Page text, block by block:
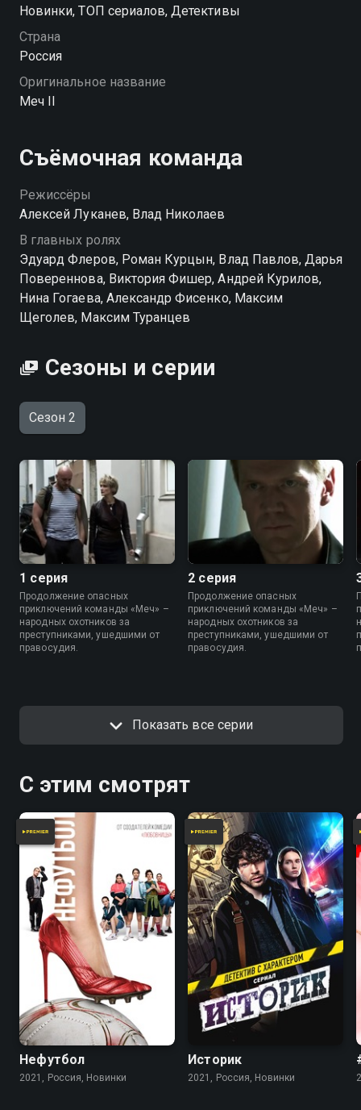
выходит на улицы Москвы, чтобы продолжить
свою борьбу с преступным миром. Однако на их
пути появляются не только криминальные
решившие объявить организацию вне закона. В
этой борьбе героям предстоит столкнуться с
«Меч II» — смотрите онлайн в хорошем качестве.
Посмотреть онлайн 2 сезон сериала Меч II вы
можете совершенно бесплатно в хорошем HD
качестве на Смотрёшке
Новинки, ТОП сериалов, Детективы
Страна
Россия
Оригинальное название
Меч II
Съёмочная команда
Режиссёры
Алексей Луканев, Влад Николаев
В главных ролях
Эдуард Флеров, Роман Курцын, Влад Павлов, Дарья
Повереннова, Виктория Фишер, Андрей Курилов,
Нина Гогаева, Александр Фисенко, Максим
Щеголев, Максим Туранцев
Сезоны и серии
Сезон 2
1 серия
Продолжение опасных
приключений команды «Меч» –
народных охотников за
преступниками, ушедшими от
правосудия.
2 серия
Продолжение опасных
приключений команды «Меч» –
народных охотников за
преступниками, ушедшими от
правосудия.
Показать все серии
С этим смотрят
Нефутбол
2021, Россия, Новинки
Историк
2021, Россия, Новинки